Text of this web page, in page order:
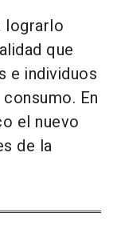
lograrlo
que
e individuos
En
el nuevo
de la